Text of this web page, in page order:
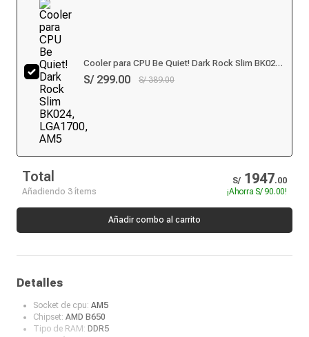
Cooler para CPU Be Quiet! Dark Rock Slim BK024,
LGA1700, AM5
S/ 299.00 S/ 389.00
Total S/ 1947.00
Añadiendo 3 ítems
¡AhorraS/ 90.00!
Añadir combo al carrito
Detalles
Socket de cpu: AM5
Chipset: AMD B650
Tipo de RAM: DDR5